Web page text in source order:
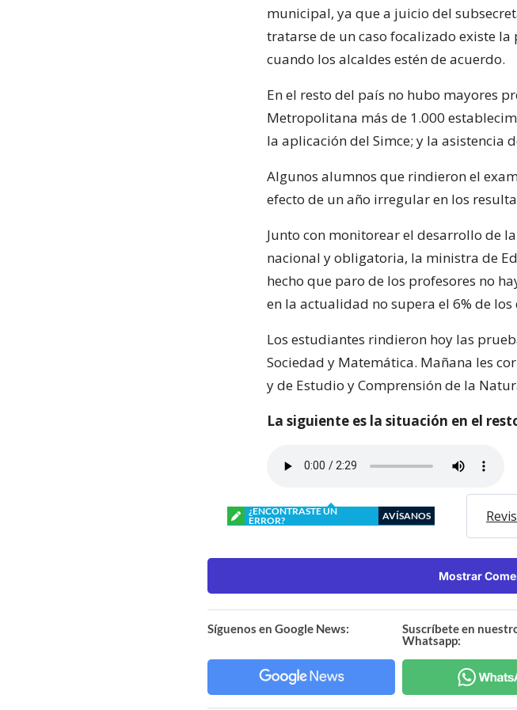
municipal, ya que a juicio del
tratarse de un caso focalizado existe
cuando los alcaldes estén de acuerdo.
En el resto del país no hubo mayores
Metropolitana más de 1.000
la aplicación del Simce; y la asistencia
Algunos alumnos que rindieron el
efecto de un año irregular en los
Junto con monitorear el desarrollo de
nacional y obligatoria, la ministra de
hecho que paro de los profesores no
en la actualidad no supera el 6% de los
Los estudiantes rindieron hoy las
Sociedad y Matemática. Mañana les
y de Estudio y Comprensión de la
La siguiente es la situación en el
¿ENCONTRASTE UN
ERROR?
AVÍSANOS
Mostrar
Síguenos en Google News:
Suscríbete en
Whatsapp: